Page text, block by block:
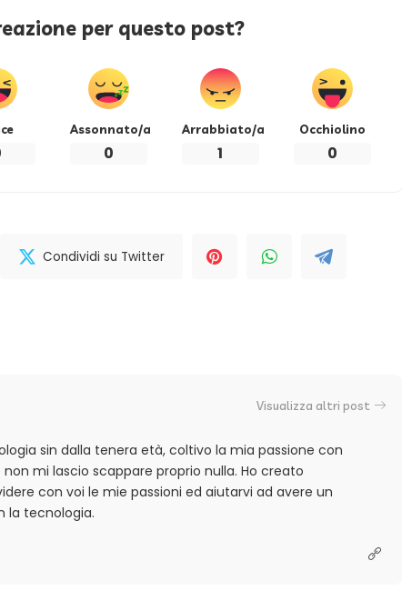
per questo post?
Assonnato/a
0
Arrabbiato/a
1
Occhiolino
0
Condividi su Twitter
Visualizza altri post
sin dalla tenera età, coltivo la mia passione con
mi lascio scappare proprio nulla. Ho creato
con voi le mie passioni ed aiutarvi ad avere un
la tecnologia.